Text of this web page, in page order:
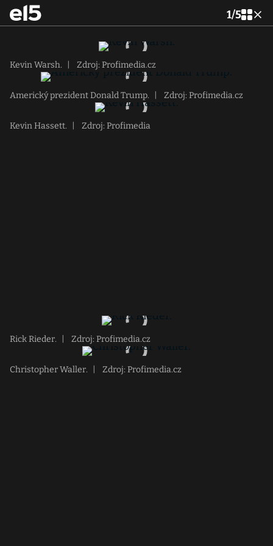
1/5
Kevin Warsh. Zdroj: Profimedia.cz
Americký prezident Donald Trump. Zdroj: Profimedia.cz
Kevin Hassett. Zdroj: Profimedia
Rick Rieder. Zdroj: Profimedia.cz
Christopher Waller. Zdroj: Profimedia.cz